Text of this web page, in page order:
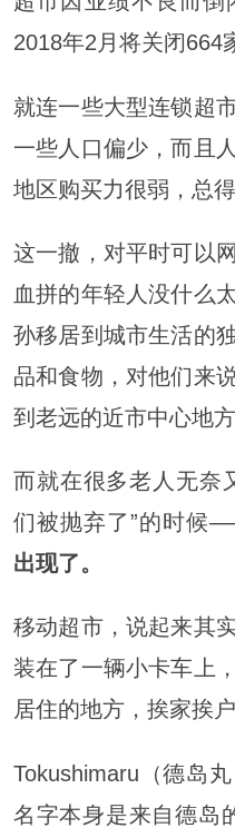
2018年2月将关闭664
就连一些大型连锁超
一些人口偏少，而且
地区购买力很弱，总
这一撤，对平时可以
血拼的年轻人没什么
孙移居到城市生活的
品和食物，对他们来
到老远的近市中心地方
而就在很多老人无奈
们被抛弃了”的时候
出现了。
移动超市，说起来其
装在了一辆小卡车上
居住的地方，挨家挨
Tokushimaru（德岛
名字本身是来自德岛